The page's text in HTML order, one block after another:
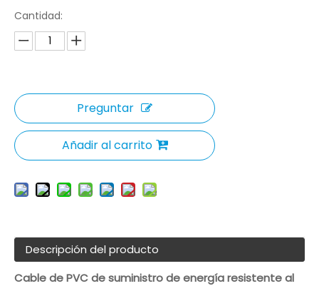
Cantidad:
Preguntar
Añadir al carrito
Descripción del producto
Cable de PVC de suministro de energía resistente al